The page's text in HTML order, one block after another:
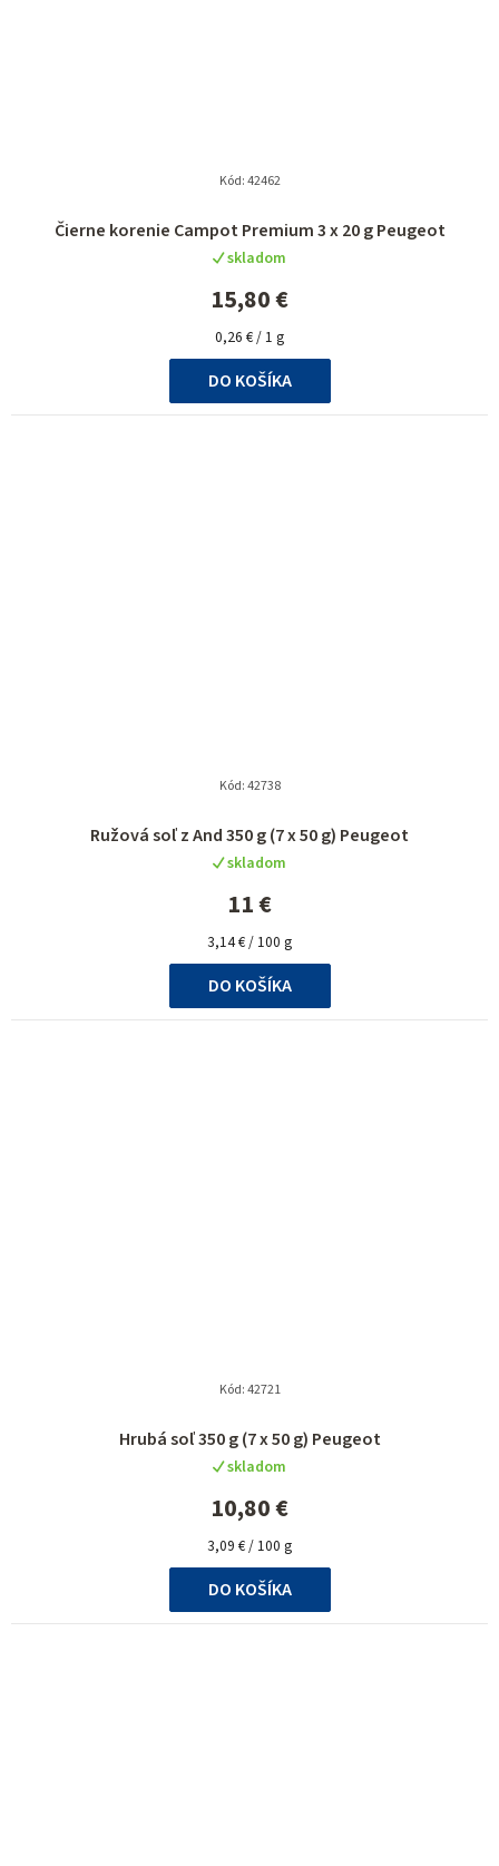
Čierne korenie Campot Premium 3 x 20 g Peugeot
skladom
15,80 €
Jednotková
cena:
0,26 € / 1 g
DO KOŠÍKA
Kód:42462
Ružová soľ z And 350 g (7 x 50 g) Peugeot
skladom
11 €
Jednotková
cena:
3,14 € / 100 g
DO KOŠÍKA
Kód:42738
Hrubá soľ 350 g (7 x 50 g) Peugeot
skladom
10,80 €
Jednotková
cena:
3,09 € / 100 g
DO KOŠÍKA
Kód:42721